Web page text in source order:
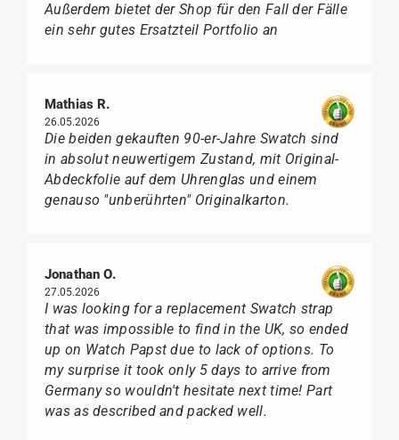
Außerdem bietet der Shop für den Fall der Fälle
ein sehr gutes Ersatzteil Portfolio an
Mathias R.
26.05.2026
Die beiden gekauften 90-er-Jahre Swatch sind
in absolut neuwertigem Zustand, mit Original-
Abdeckfolie auf dem Uhrenglas und einem
genauso "unberührten" Originalkarton.
Jonathan O.
27.05.2026
I was looking for a replacement Swatch strap
that was impossible to find in the UK, so ended
up on Watch Papst due to lack of options. To
my surprise it took only 5 days to arrive from
Germany so wouldn't hesitate next time! Part
was as described and packed well.